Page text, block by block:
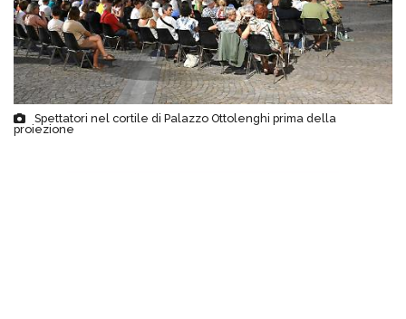
Spettatori nel cortile di Palazzo Ottolenghi prima della
proiezione